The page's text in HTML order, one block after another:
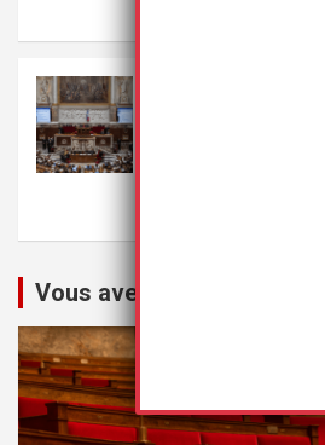
Le projet de loi
multirécidivistes
Vous avez peut-être